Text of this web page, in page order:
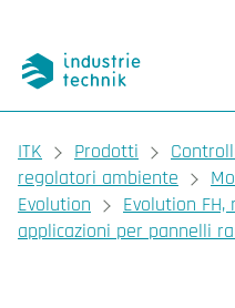
You are here:
ITK Prodotti
regolatori ambiente
Evolution
Evolution
applicazioni per pannelli